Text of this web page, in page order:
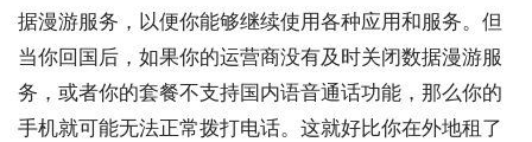
据漫游服务，以便你能够继续使用各种应用和服务。但
当你回国后，如果你的运营商没有及时关闭数据漫游服
务，或者你的套餐不支持国内语音通话功能，那么你的
手机就可能无法正常拨打电话。这就好比你在外地租了